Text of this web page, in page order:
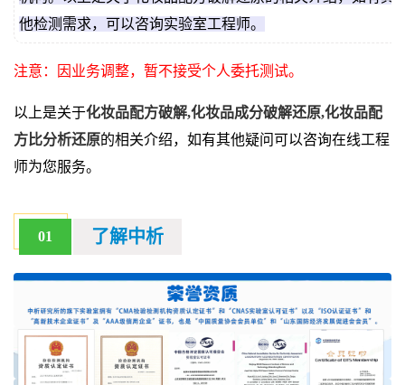
他检测需求，可以咨询实验室工程师。
注意：因业务调整，暂不接受个人委托测试。
以上是关于化妆品配方破解,化妆品成分破解还原,化妆品配
方比分析还原的相关介绍，如有其他疑问可以咨询在线工程
师为您服务。
01 了解中析